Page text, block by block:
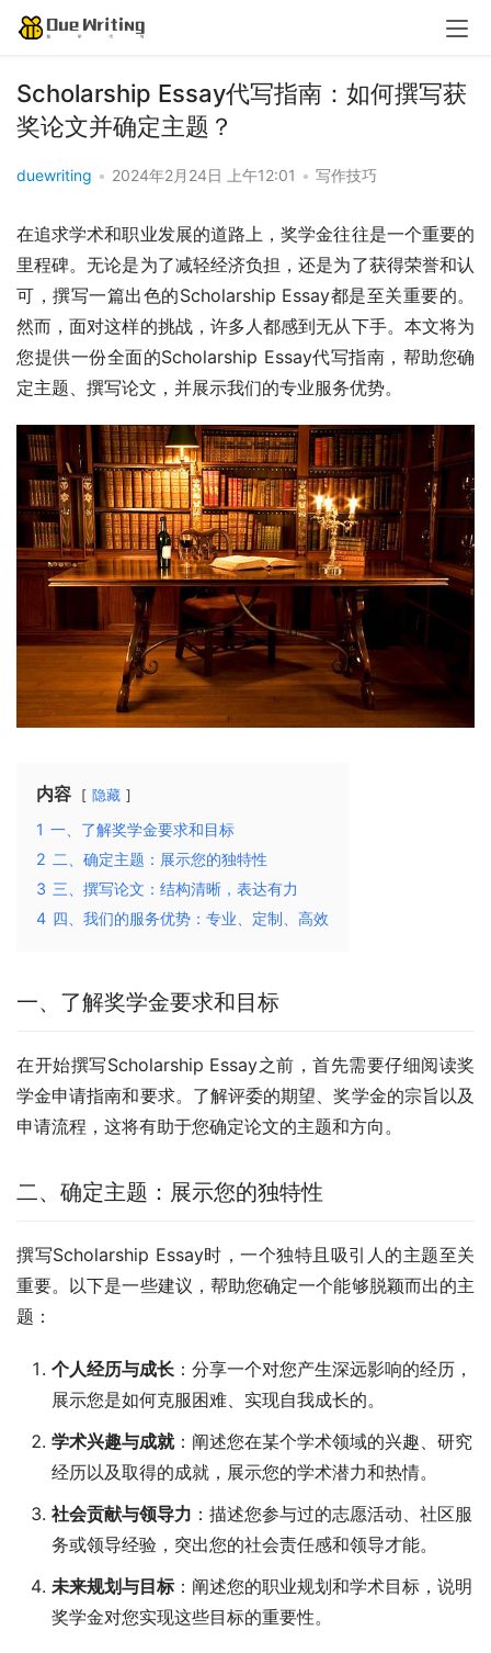
Scholarship Essay代写指南：如何撰写获
奖论文并确定主题？
duewriting • 2024年2月24日 上午12:01 • 写作技巧
在追求学术和职业发展的道路上，奖学金往往是一个重要的
里程碑。无论是为了减轻经济负担，还是为了获得荣誉和认
可，撰写一篇出色的Scholarship Essay都是至关重要的。
然而，面对这样的挑战，许多人都感到无从下手。本文将为
您提供一份全面的Scholarship Essay代写指南，帮助您确
定主题、撰写论文，并展示我们的专业服务优势。
内容 隐藏
1 一、了解奖学金要求和目标
2 二、确定主题：展示您的独特性
3 三、撰写论文：结构清晰，表达有力
4 四、我们的服务优势：专业、定制、高效
一、了解奖学金要求和目标
在开始撰写Scholarship Essay之前，首先需要仔细阅读奖
学金申请指南和要求。了解评委的期望、奖学金的宗旨以及
申请流程，这将有助于您确定论文的主题和方向。
二、确定主题：展示您的独特性
撰写Scholarship Essay时，一个独特且吸引人的主题至关
重要。以下是一些建议，帮助您确定一个能够脱颖而出的主
题：
个人经历与成长 ：分享一个对您产生深远影响的经历，
展示您是如何克服困难、实现自我成长的。
学术兴趣与成就：阐述您在某个学术领域的兴趣、研究
经历以及取得的成就，展示您的学术潜力和热情。
社会贡献与领导力 ：描述您参与过的志愿活动、社区服
务或领导经验，突出您的社会责任感和领导才能。
未来规划与目标：阐述您的职业规划和学术目标，说明
奖学金对您实现这些目标的重要性。